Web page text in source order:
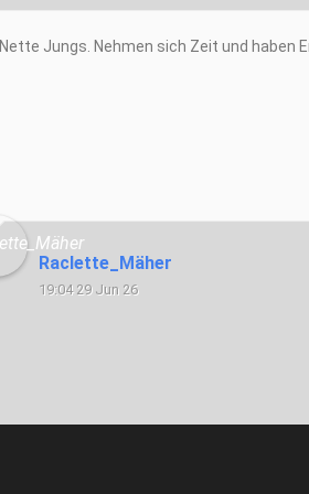
Nette Jungs. Nehmen sich Zeit und haben
Raclette_Mäher
19:04 29 Jun 26